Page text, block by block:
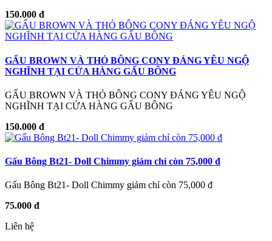
150.000 đ
GẤU BROWN VÀ THỎ BÔNG CONY ĐÁNG YÊU NGỘ
NGHĨNH TẠI CỬA HÀNG GẤU BÔNG
GẤU BROWN VÀ THỎ BÔNG CONY ĐÁNG YÊU NGỘ
NGHĨNH TẠI CỬA HÀNG GẤU BÔNG
150.000 đ
Gấu Bông Bt21- Doll Chimmy giảm chỉ còn 75,000 đ
Gấu Bông Bt21- Doll Chimmy giảm chỉ còn 75,000 đ
75.000 đ
Liên hệ